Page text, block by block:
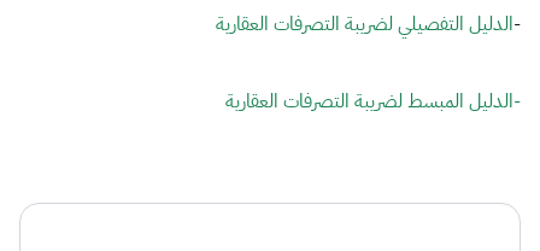
-الدليل التفصيلي لضريبة التصرفات العقارية​
-الدليل المبسط لضريبة التصرفات العقارية​